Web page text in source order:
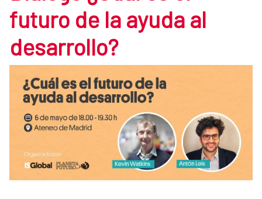
futuro de la ayuda al
desarrollo?